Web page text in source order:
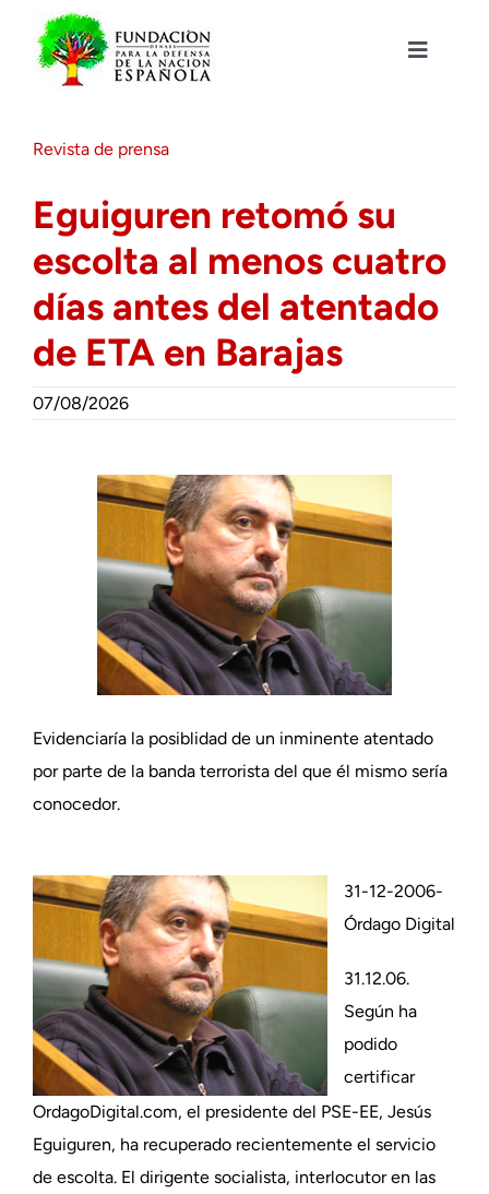
contenido
Toggle
Actualidad
Actividades
Colabora
Revista de prensa
Eguiguren retomó su
escolta al menos cuatro
días antes del atentado
de ETA en Barajas
07/08/2026
Evidenciaría la posiblidad de un inminente atentado
por parte de la banda terrorista del que él mismo sería
conocedor.
31-12-2006-
Órdago Digital
31.12.06.
Según ha
podido
certificar
OrdagoDigital.com, el presidente del PSE-EE, Jesús
Eguiguren, ha recuperado recientemente el servicio
de escolta. El dirigente socialista, interlocutor en las